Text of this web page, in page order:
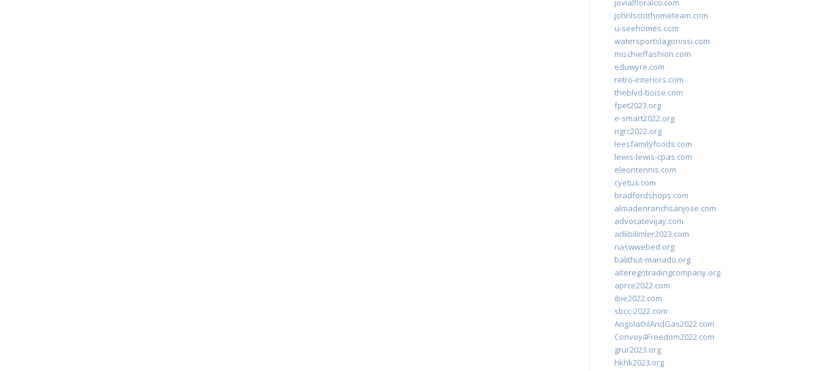
jovialfloralco.com
johnlscotthometeam.com
u-seehomes.com
watersportslagonissi.com
mischieffashion.com
eduwyre.com
retro-interiors.com
theblvd-boise.com
fpet2023.org
e-smart2022.org
ngrc2022.org
leesfamilyfoods.com
lewis-lewis-cpas.com
eleontennis.com
cyetus.com
bradfordshops.com
almadenranchsanjose.com
advocatevijay.com
adlibilimler2023.com
naswwebed.org
balithut-manado.org
alteregotradingcompany.org
aprce2022.com
ibie2022.com
sbcc-2022.com
AngolaOilAndGas2022.com
Convoy4Freedom2022.com
grur2023.org
hkhk2023.org